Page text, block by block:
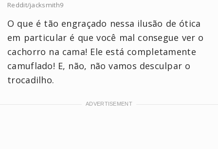
Reddit/jacksmith9
O que é tão engraçado nessa ilusão de ótica
em particular é que você mal consegue ver o
cachorro na cama! Ele está completamente
camuflado! E, não, não vamos desculpar o
trocadilho.